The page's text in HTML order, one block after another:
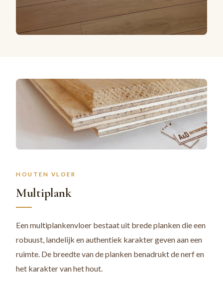
HOUTEN VLOER
Multiplank
Een multiplankenvloer bestaat uit brede planken die een
robuust, landelijk en authentiek karakter geven aan een
ruimte. De breedte van de planken benadrukt de nerf en
het karakter van het hout.